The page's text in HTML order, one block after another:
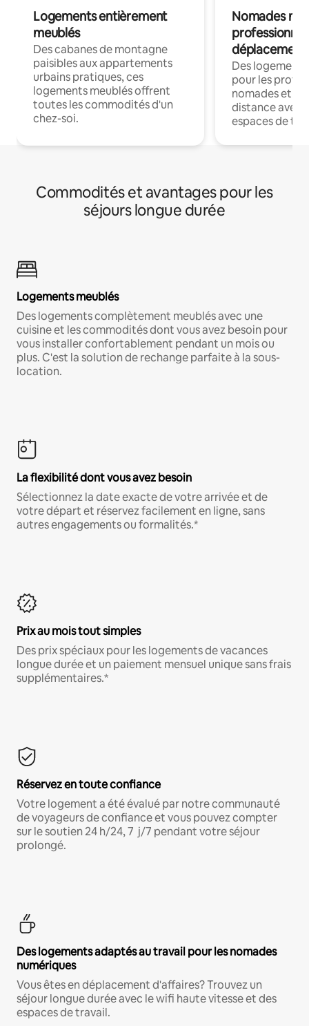
Logements entièrement
meublés
Des cabanes de montagne
paisibles aux appartements
urbains pratiques, ces
logements meublés offrent
toutes les commodités d'un
chez-soi.
Nomades
déplacement
Des
pour les
nomades et
distance avec
espaces de
Commodités et avantages pour les
séjours longue durée
Logements meublés
Des logements complètement meublés avec une
cuisine et les commodités dont vous avez besoin pour
vous installer confortablement pendant un mois ou
plus. C'est la solution de rechange parfaite à la sous-
location.
La flexibilité dont vous avez besoin
Sélectionnez la date exacte de votre arrivée et de
votre départ et réservez facilement en ligne, sans
autres engagements ou formalités.*
Prix au mois tout simples
Des prix spéciaux pour les logements de vacances
longue durée et un paiement mensuel unique sans frais
supplémentaires.*
Réservez en toute confiance
Votre logement a été évalué par notre communauté
de voyageurs de confiance et vous pouvez compter
sur le soutien 24 h/24, 7 j/7 pendant votre séjour
prolongé.
Des logements adaptés au travail pour les nomades
numériques
Vous êtes en déplacement d'affaires? Trouvez un
séjour longue durée avec le wifi haute vitesse et des
espaces de travail.